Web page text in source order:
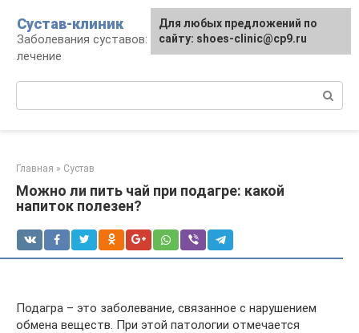
контенту
Сустав-клиник
Заболевания суставов: профилактика и
лечение
Главная » Сустав
Можно ли пить чай при подагре: какой
напиток полезен?
Подагра – это заболевание, связанное с нарушением
обмена веществ. При этой патологии отмечается
Для любых предложений по
сайту: shoes-clinic@cp9.ru